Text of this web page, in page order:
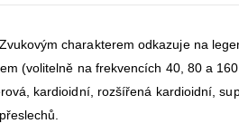
charakterem odkazuje na
(volitelně na frekvencích 40, 80 a
kardioidní, rozšířená kardioidní,